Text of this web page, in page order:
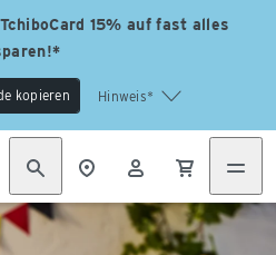
15% auf fast alles
kopieren Hinweis*